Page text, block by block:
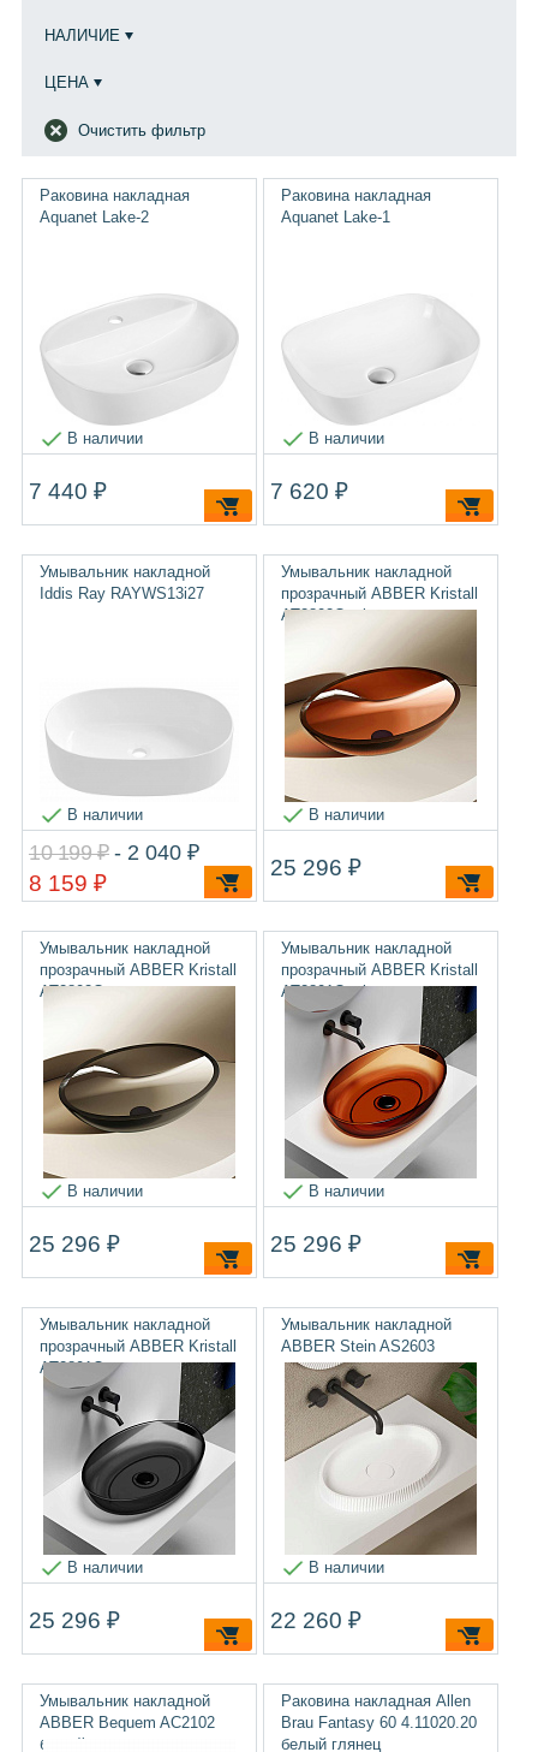
НАЛИЧИЕ
ЦЕНА
Очистить фильтр
Раковина накладная
Aquanet Lake-2
В наличии
7 440 ₽
Раковина накладная
Aquanet Lake-1
В наличии
7 620 ₽
Умывальник накладной
Iddis Ray RAYWS13i27
В наличии
10 199 ₽ - 2 040 ₽
8 159 ₽
Умывальник накладной
прозрачный ABBER Kristall
AT2802Opal
В наличии
25 296 ₽
Умывальник накладной
прозрачный ABBER Kristall
AT2802Onyx
В наличии
25 296 ₽
Умывальник накладной
прозрачный ABBER Kristall
AT2801Opal
В наличии
25 296 ₽
Умывальник накладной
прозрачный ABBER Kristall
AT2801Onyx
В наличии
25 296 ₽
Умывальник накладной
ABBER Stein AS2603
В наличии
22 260 ₽
Умывальник накладной
ABBER Bequem AC2102
белый
Раковина накладная Allen
Brau Fantasy 60 4.11020.20
белый глянец